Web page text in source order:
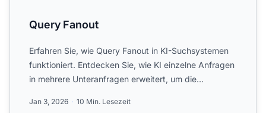
Query Fanout
Erfahren Sie, wie Query Fanout in KI-Suchsystemen
funktioniert. Entdecken Sie, wie KI einzelne Anfragen
in mehrere Unteranfragen erweitert, um die
Jan 3, 2026 10 Min. Lesezeit